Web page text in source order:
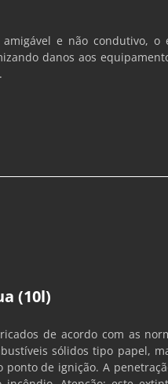
e não condutivo,
danos aos
(10l)
de acordo com as
sólidos tipo papel,
de ignição. A